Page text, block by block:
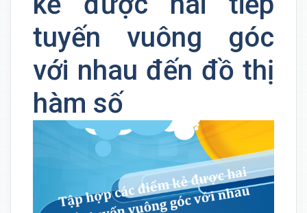
tuyến vuông góc
với nhau đến đồ thị
hàm số